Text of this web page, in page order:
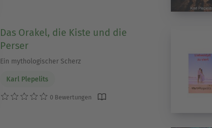
Das Orakel, die Kiste und die
Perser
Ein mythologischer Scherz
Karl Plepelits
0 Bewertungen